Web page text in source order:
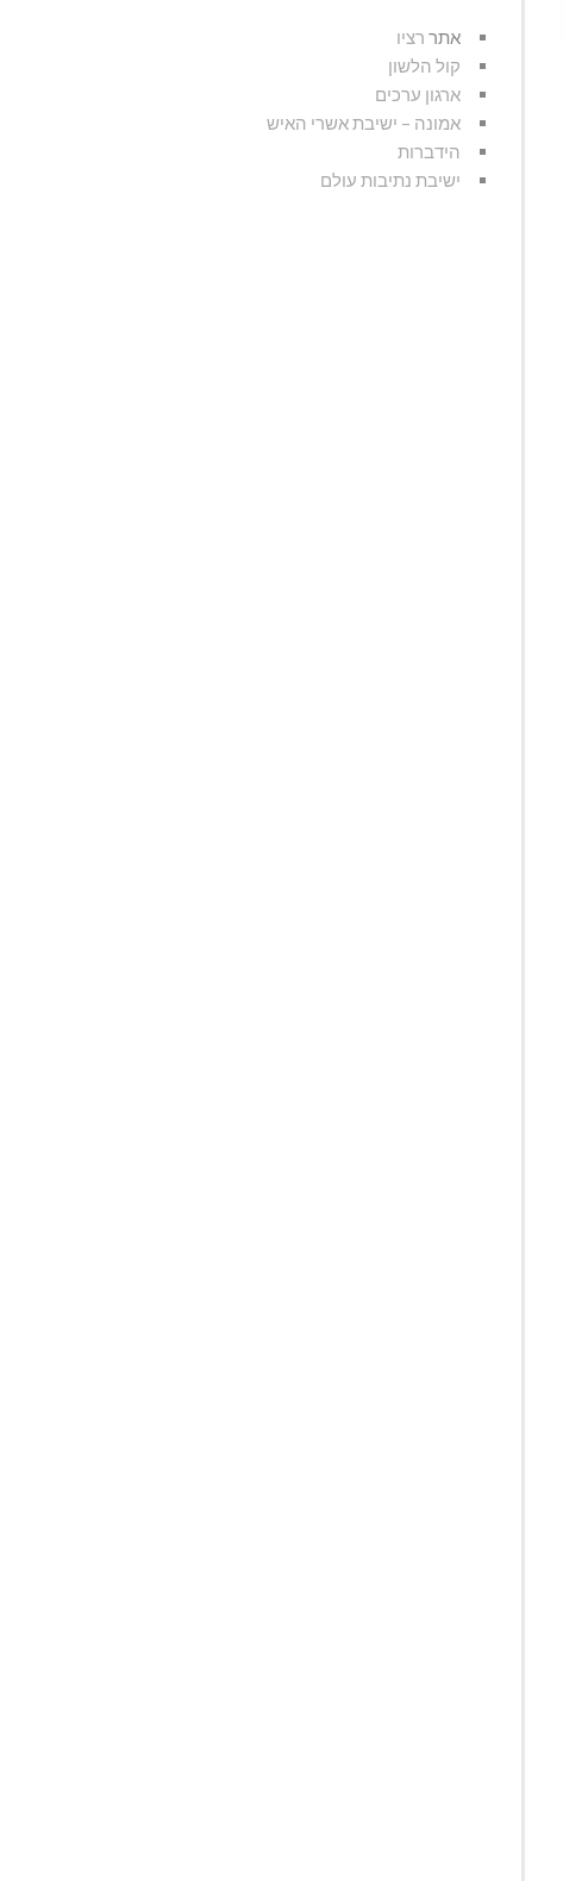
אתר רציו
קול הלשון
ארגון ערכים
אמונה – ישיבת אשרי האיש
הידברות
ישיבת נתיבות עולם